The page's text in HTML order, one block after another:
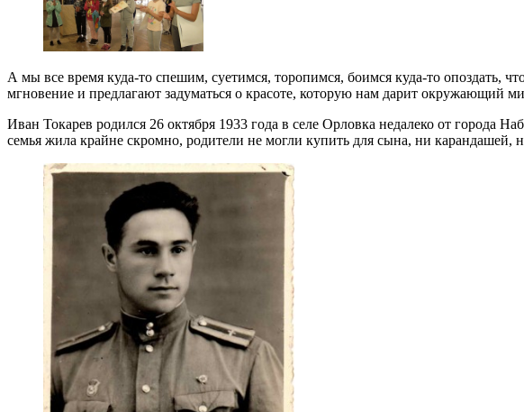
А мы все время куда-то спешим, суетимся, торопимся, боимся куда-то опоздать,
мгновение и предлагают задуматься о красоте, которую нам дарит окружающий
Иван Токарев родился 26 октября 1933 года в селе Орловка недалеко от города
семья жила крайне скромно, родители не могли купить для сына, ни карандашей,